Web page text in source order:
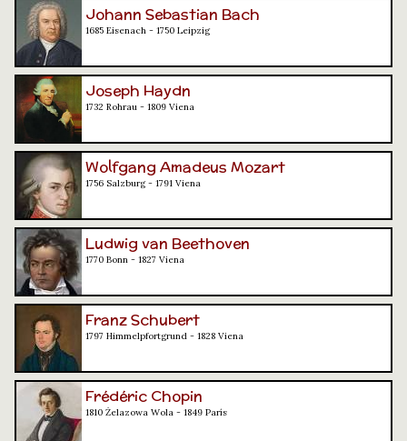
Johann Sebastian Bach
1685 Eisenach - 1750 Leipzig
Joseph Haydn
1732 Rohrau - 1809 Viena
Wolfgang Amadeus Mozart
1756 Salzburg - 1791 Viena
Ludwig van Beethoven
1770 Bonn - 1827 Viena
Franz Schubert
1797 Himmelpfortgrund - 1828 Viena
Frédéric Chopin
1810 Żelazowa Wola - 1849 París